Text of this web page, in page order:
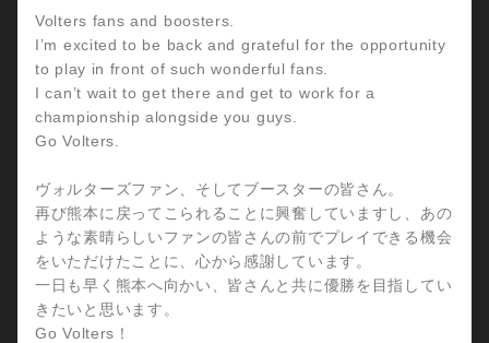
Volters fans and boosters.
I’m excited to be back and grateful for the opportunity
to play in front of such wonderful fans.
I can’t wait to get there and get to work for a
championship alongside you guys.
Go Volters.
ヴォルターズファン、そしてブースターの皆さん。
再び熊本に戻ってこられることに興奮していますし、あの
ような素晴らしいファンの皆さんの前でプレイできる機会
をいただけたことに、心から感謝しています。
一日も早く熊本へ向かい、皆さんと共に優勝を目指してい
きたいと思います。
Go Volters！